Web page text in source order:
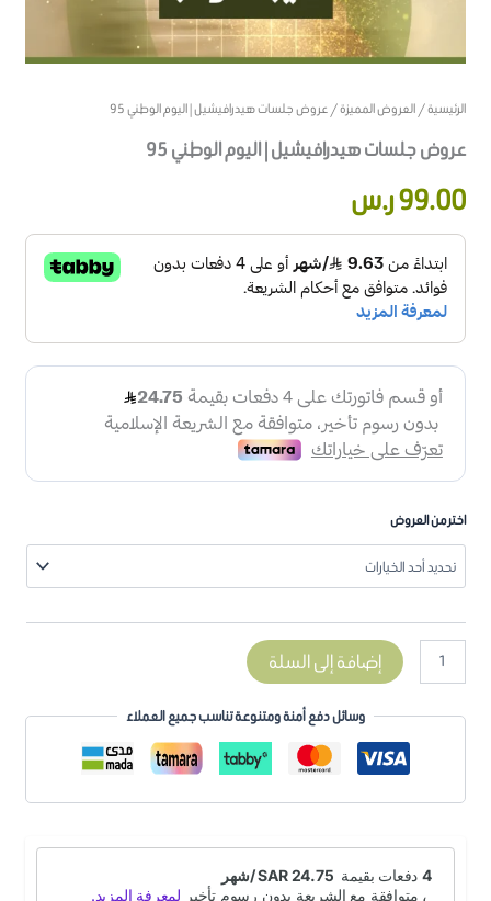
الرئيسية/العروض المميزة/ عروض جلسات هيدرافيشيل | اليوم الوطني 95
عروض جلسات هيدرافيشيل | اليوم الوطني 95
99.00ر.س
اختر من العروض
إضافة إلى السلة
وسائل دفع أمنة ومتنوعة تناسب جميع العملاء